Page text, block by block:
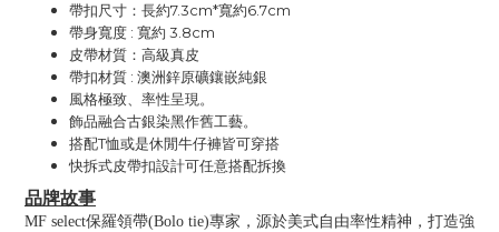
帶扣尺寸：長約7.3cm*寬約6.7cm
帶身寬度 : 寬約 3.8cm
皮帶材質：高級真皮
帶扣材質 : 澳洲鋅原礦鑲嵌純銀
風格極致、率性呈現。
飾品融合古銀染黑作舊工藝。
搭配T恤或是休閒牛仔褲皆可穿搭
快拆式皮帶扣設計可任意搭配拆換
品牌故事
MF select保羅領帶(Bolo tie)專家，源於美式自由率性精神，打造強